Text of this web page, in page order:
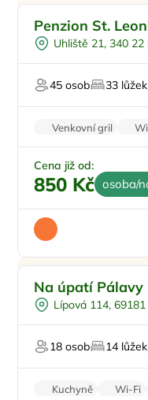
Vnitřní bazén
Dětské hřiště
Sauna
Penzion St.
Uhliště 21, 340 22
45 osob 33
Venkovní gril
Stolní hry
Cena již od:
850 Kč osoba/
Pro rodiny s dětmi
Dětské hřiště
Zahrada
Na úpatí Pálavy
Lípová 114,
18 osob 14
Kuchyně Wi-Fi